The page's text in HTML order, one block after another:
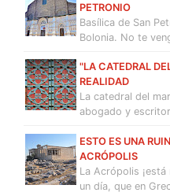
PETRONIO
Basílica de San
Bolonia. No te
"LA CATEDRAL
REALIDAD
La catedral del
abogado y
ESTO ES UNA
ACRÓPOLIS
La Acrópolis
un día, que en